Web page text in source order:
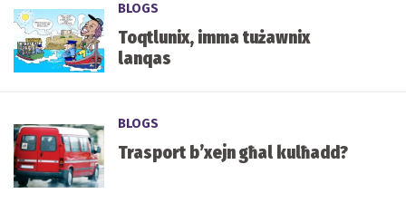
BLOGS
Toqtlunix, imma tużawnix
lanqas
BLOGS
Trasport b’xejn għal kulħadd?